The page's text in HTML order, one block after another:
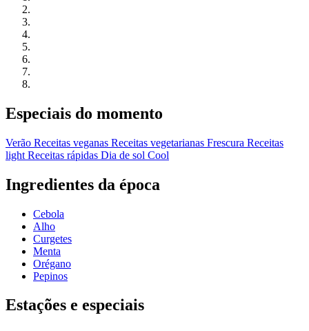
Especiais do momento
Verão Receitas veganas Receitas vegetarianas Frescura Receitas
light Receitas rápidas Dia de sol Cool
Ingredientes da época
Cebola
Alho
Curgetes
Menta
Orégano
Pepinos
Estações e especiais